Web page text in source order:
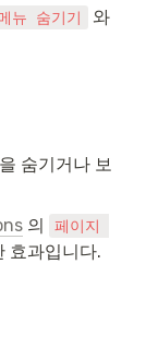
뉴 숨기기
와
을 숨기거나 보
의
페이지
효과입니다.